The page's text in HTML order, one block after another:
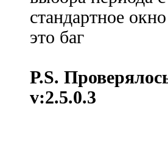
стандартное
это баг
P.S.
v:2.5.0.3